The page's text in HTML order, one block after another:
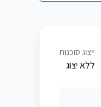
ייצוג סוכנות
ללא יצוג